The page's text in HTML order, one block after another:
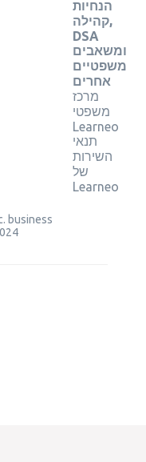
הנחיות
קהילה,
DSA
ומשאבים
משפטיים
אחרים
מרכז
משפטי
Learneo
תנאי
השירות
של
Learneo
business